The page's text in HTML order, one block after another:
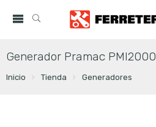
Generador Pramac PMI2000
Inicio Tienda Generadores